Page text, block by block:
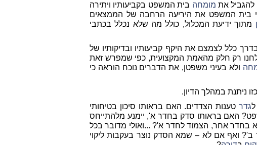
להגביל את מומחה בית המשפט בקביעותיו ויתירה
בית המשפט את היריעה הרחבה של הממצאים
מתוך ידיעת המכלול, כולל מה שלא נכלל בכתבי
כלל לצמצם את היקף קביעותיו ובדיקותיו של
רק חלק מהאמת המקצועית, כפי שמפרש זאת
ולא בעיני משפטן, את הדברים נוכח הוראה כי
ניתנת במהלך הדיון.
גדרטענות הצדדים. האם בראותו סיכון בטיחותי
האם בראותו סדק בחדר א', יימנע מלהתייחס
בחדר אחר, הצמוד לחדר א'? ...ואולי מדובר בכל
ב'? ואף אם לא – שמא הסדק נוצר בעקבות ליקוי